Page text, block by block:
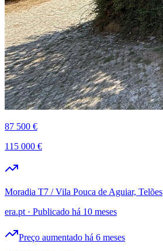
87 500 €
115 000 €
Moradia T7 / Vila Pouca de Aguiar, Telões
era.pt · Publicado há 10 meses
Preço aumentado há 6 meses